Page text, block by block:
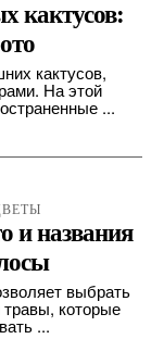
кактусов:
кактусов,
На этой
...
и названия
выбрать
которые
...